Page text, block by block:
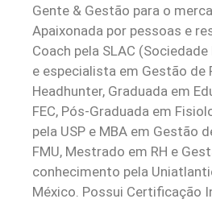
Gente & Gestão para o
Apaixonada por pessoas e
Coach pela SLAC
e especialista em Gestão de
Headhunter, Graduada em
FEC, Pós-Graduada em
pela USP e MBA em Gestão
FMU, Mestrado em RH e
conhecimento pela
México. Possui Certificação